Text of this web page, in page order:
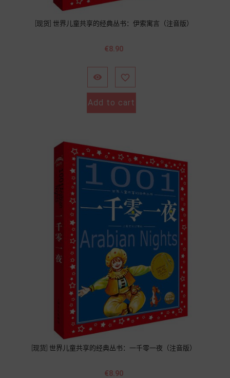
[现货] 世界儿童共享的经典丛书：伊索寓言（注音版）
Price
€8.90
 
Add to cart
[现货] 世界儿童共享的经典丛书：一千零一夜（注音版）
Price
€8.90